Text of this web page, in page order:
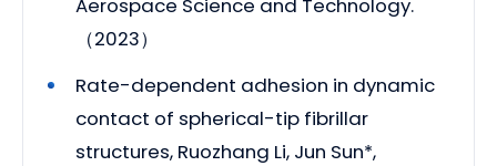
Aerospace Science and Technology.
（2023）
Rate-dependent adhesion in dynamic
contact of spherical-tip fibrillar
structures, Ruozhang Li, Jun Sun*,